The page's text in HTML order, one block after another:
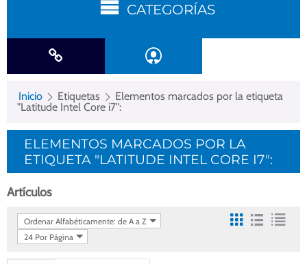
CATEGORÍAS
Inicio Etiquetas
Elementos marcados por la etiqueta
"Latitude Intel Core i7":
ELEMENTOS MARCADOS POR LA
ETIQUETA "LATITUDE INTEL CORE I7":
Artículos
Ordenar Alfabéticamente: de A a Z
24 Por Página